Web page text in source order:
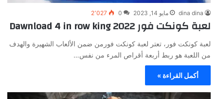
dina dina مايو 14, 2023 0 2٬027
لعبة كونكت فور 2022 Dawnload 4 in row king
لعبة كونكت فور، تعتر لعبة كونكت فورمن ضمن الألعاب الشهيرة والهدف
من اللعبة هو ربط أربعة أقراص المرء من نفس…
أكمل القراءة »